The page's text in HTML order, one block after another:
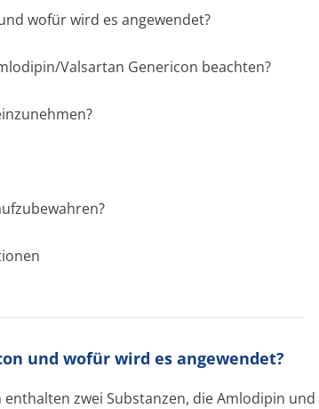
wofür wird es angewendet?
Valsartan Genericon beachten?
und wofür wird es angewendet?
zwei Substanzen, die Amlodipin und